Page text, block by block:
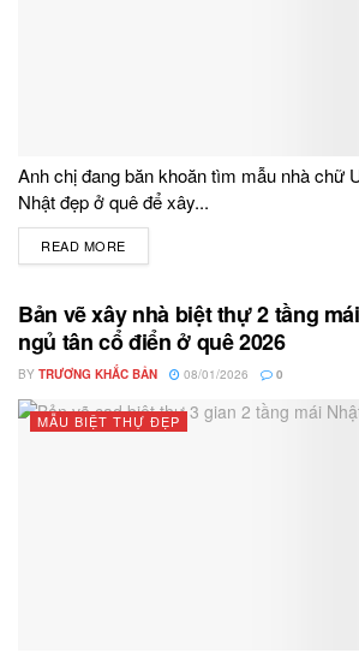
Anh chị đang băn khoăn tìm mẫu nhà chữ
Nhật đẹp ở quê để xây...
READ MORE
Bản vẽ xây nhà biệt thự 2 tầng
ngủ tân cổ điển ở quê 2026
BY TRƯƠNG KHẮC BẢN 08/01/2026 0
MẪU BIỆT THỰ ĐẸP